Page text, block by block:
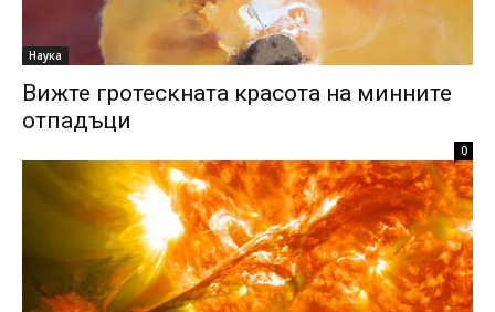
Наука
Вижте гротескната красота на минните
отпадъци
0